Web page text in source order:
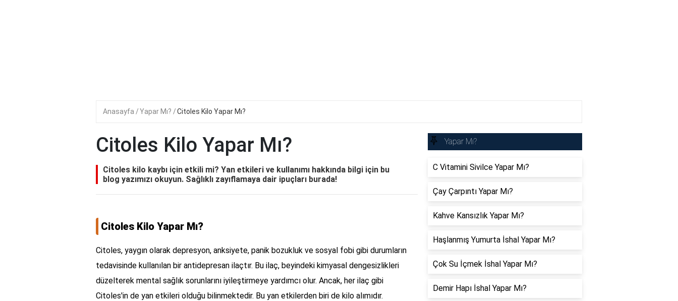
Anasayfa Yapar Mı? Citoles Kilo Yapar Mı?
Citoles Kilo Yapar Mı?
Citoles kilo kaybı için etkili mi? Yan etkileri ve kullanımı hakkında bilgi için bu
blog yazımızı okuyun. Sağlıklı zayıflamaya dair ipuçları burada!
Citoles Kilo Yapar Mı?
Citoles, yaygın olarak depresyon, anksiyete, panik bozukluk ve sosyal fobi gibi durumların
tedavisinde kullanılan bir antidepresan ilaçtır. Bu ilaç, beyindeki kimyasal dengesizlikleri
düzelterek mental sağlık sorunlarını iyileştirmeye yardımcı olur. Ancak, her ilaç gibi
Citoles'in de yan etkileri olduğu bilinmektedir. Bu yan etkilerden biri de kilo alımıdır.
Yapar Mı?
C Vitamini Sivilce Yapar Mı?
Çay Çarpıntı Yapar Mı?
Kahve Kansızlık Yapar Mı?
Haşlanmış Yumurta İshal Yapar Mı?
Çok Su İçmek İshal Yapar Mı?
Demir Hapı İshal Yapar Mı?